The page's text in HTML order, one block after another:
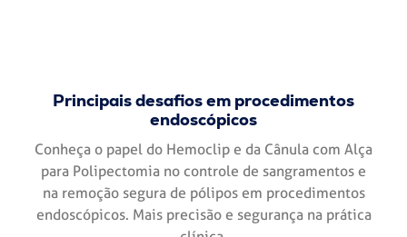
Principais desafios em procedimentos
endoscópicos
Conheça o papel do Hemoclip e da Cânula com Alça
para Polipectomia no controle de sangramentos e
na remoção segura de pólipos em procedimentos
endoscópicos. Mais precisão e segurança na prática